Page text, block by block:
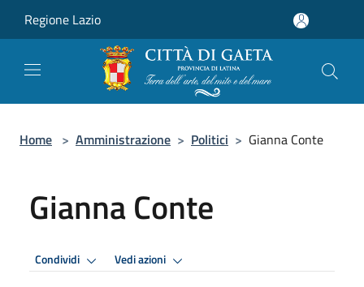
Regione Lazio
Home > Amministrazione > Politici > Gianna Conte
Gianna Conte
Condividi Vedi azioni